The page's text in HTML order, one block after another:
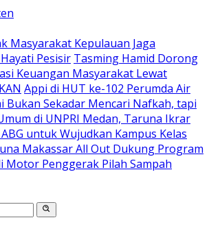
Masyarakat Kepulauan Jaga
Pesisir Tasming Hamid Dorong
Keuangan Masyarakat Lewat
Appi di HUT ke-102 Perumda Air
Bukan Sekadar Mencari Nafkah, tapi
di UNPRI Medan, Taruna Ikrar
untuk Wujudkan Kampus Kelas
Makassar All Out Dukung Program
Motor Penggerak Pilah Sampah